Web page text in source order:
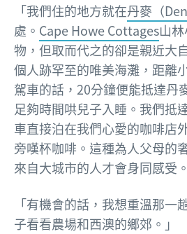
「我們住的地方就在丹麥（
處。 Cape Howe Cottages山
物，但取而代之的卻是親近大
個人跡罕至的唯美海灘，距離
駕車的話，20分鐘便能抵達丹
足夠時間哄兒子入睡。我們抵
車直接泊在我們心愛的咖啡店
旁嘆杯咖啡。這種為人父母的
來自大城市的人才會身同感受。
「有機會的話，我想重溫那一
子看看農場和西澳的鄉郊。」